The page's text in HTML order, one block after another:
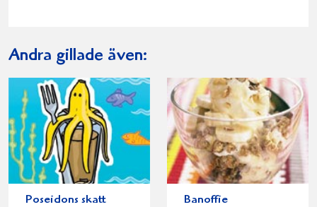
Andra gillade även:
Poseidons skatt Banoffie